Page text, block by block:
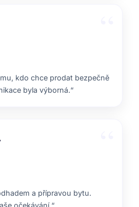
Každý krok nám
věděli, co nás čeká.“
s prodejem domu i s
nového bydlení.“